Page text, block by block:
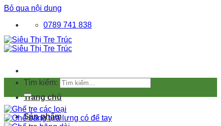
Bỏ qua nội dung
0789 741 838
Trang chủ
Sản phẩm
Tìm kiếm: